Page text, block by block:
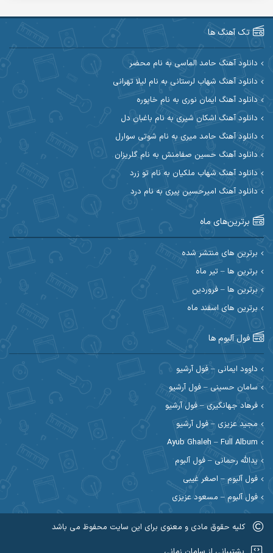
آرین صیادی
آرین مریدی
آوات بوکانی آوات یگانه
آیت احمدنژاد
ابراهیم شمس ابوالحسن جاویدان
ابی حسینی
احسان آیینفر
احسان امیدوار
احسان حیدری احسان دریادل
احسان رمضانی احسان علیانی
احسان کریمی احسان کمری
احسان مرادیان احمد اسلامی
احمد بیرانوند
احمد صحراییان
احمد نازدار احمد نوریان
احمدرضا امرایی
ارسلان منصوری ارسی بند
اسماعیل منتی
اشکان ابرناک اشکان فتحی
تک آهنگ ها
دانلود آهنگ حامد الماسی به نام محضر
دانلود آهنگ شهاب لرستانی به نام لیلا تهرانی
دانلود آهنگ ایمان نوری به نام خاپوره
دانلود آهنگ اشکان شیری به نام باغبان دل
دانلود آهنگ حامد میری به نام شوتی سوارل
دانلود آهنگ حسین صفامنش به نام گلریزان
دانلود آهنگ شهاب ملکیان به نام تو زرد
دانلود آهنگ امیرحسین پیری به نام درد
برترین‌های ماه
برترین های منتشر شده
برترین ها – تیر ماه
برترین ها – فروردین
برترین های اسفند ماه
فول آلبوم ها
داوود ایمانی – فول آرشیو
سامان حسینی – فول آرشیو
فرهاد جهانگیری – فول آرشیو
مجید عزیزی – فول آرشیو
Ayub Ghaleh – Full Album
یدالله رحمانی – فول آلبوم
فول آلبوم – اصغر غیبی
فول آلبوم – مسعود عزیزی
کلیه حقوق مادی و معنوی برای این سایت محفوظ می باشد